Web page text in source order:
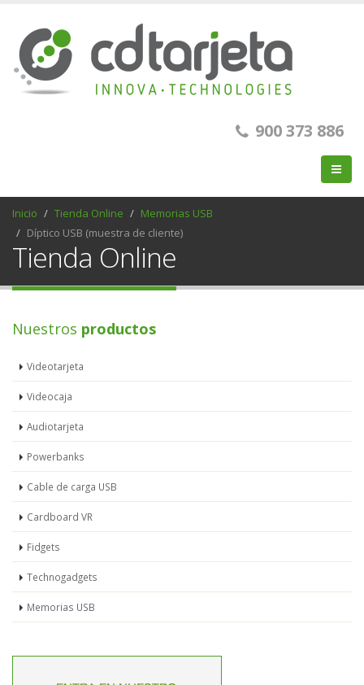
900 373 886
Inicio Tienda Online
Memorias USB
Díptico USB (muestra de cliente)
Tienda Online
Nuestros productos
Videotarjeta
Videocaja
Audiotarjeta
Powerbanks
Cable de carga USB
Cardboard VR
Fidgets
Technogadgets
Memorias USB